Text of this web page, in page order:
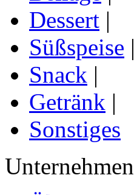
Dessert |
Süßspeise |
Snack |
Getränk |
Sonstiges
Unternehmen